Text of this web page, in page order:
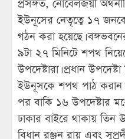
প্রসঙ্গত, নোবেলজয়ী
ইউনূসের নেতৃত্বে ১৭ জনকে
গঠন করা হয়েছে।
৯টা ২৭ মিনিটে শপথ
উপদেষ্টারা। প্রধান
ইউনূসকে শপথ পাঠ করান
পর বাকি ১৬ উপদেষ্টার
ঢাকার বাইরে থাকায়
বিধান রঞ্জন রায় এবং